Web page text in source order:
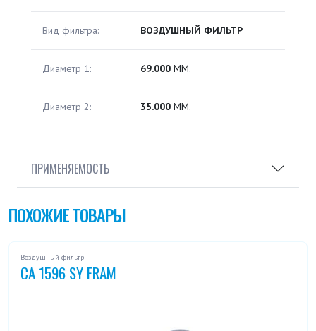
Вид фильтра: ВОЗДУШНЫЙ ФИЛЬТР
Диаметр 1: 69.000 ММ.
Диаметр 2: 35.000 ММ.
ПРИМЕНЯЕМОСТЬ
ПОХОЖИЕ ТОВАРЫ
Воздушный фильтр
CA 1596 SY FRAM